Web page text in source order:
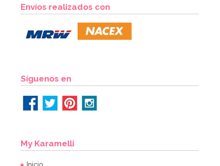
Envíos realizados con
Síguenos en
My Karamelli